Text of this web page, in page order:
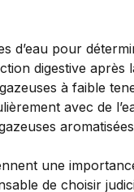
d’eau pour
digestive après
à faible
avec de
une
de choisir